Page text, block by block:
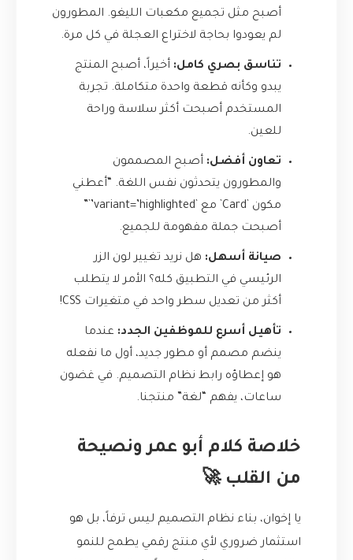
أصبح مثل تجميع مكعبات الليغو. المطورون
لم يعودوا بحاجة لاختراع العجلة في كل مرة.
تناسق بصري كامل: أخيراً، أصبح المنتج
يبدو وكأنه قطعة واحدة متكاملة. تجربة
المستخدم أصبحت أكثر سلاسة وراحة
للعين.
تعاون أفضل: أصبح المصممون
والمطورون يتحدثون نفس اللغة. “أعطني
مكون `Card` مع `variant=’highlighted’`”
أصبحت جملة مفهومة للجميع.
صيانة أسهل: هل نريد تغيير لون الزر
الرئيسي في التطبيق كله؟ الأمر لا يتطلب
أكثر من تعديل سطر واحد في متغيرات CSS!
تأهيل أسرع للموظفين الجدد: عندما
ينضم مصمم أو مطور جديد، أول ما نفعله
هو إعطاؤه رابط نظام التصميم. في غضون
ساعات، يفهم “لغة” منتجنا.
خلاصة كلام أبو عمر ونصيحة
من القلب 🚀
يا إخوان، بناء نظام التصميم ليس ترفاً، بل هو
استثمار ضروري لأي منتج رقمي يطمح للنمو